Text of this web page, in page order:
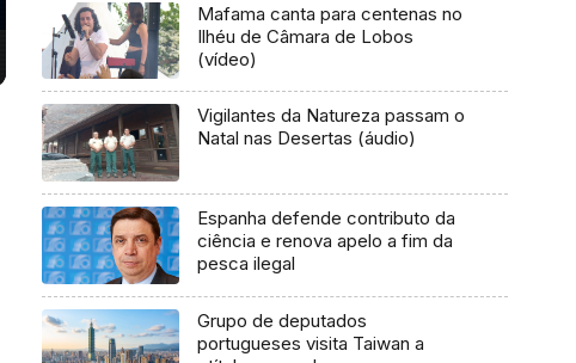
Mafama canta para centenas no
Ilhéu de Câmara de Lobos
(vídeo)
Vigilantes da Natureza passam o
Natal nas Desertas (áudio)
Espanha defende contributo da
ciência e renova apelo a fim da
pesca ilegal
Grupo de deputados
portugueses visita Taiwan a